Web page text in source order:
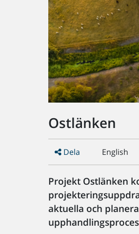
Ostlänken
Dela English
Projekt Ostlänken
aktuella och